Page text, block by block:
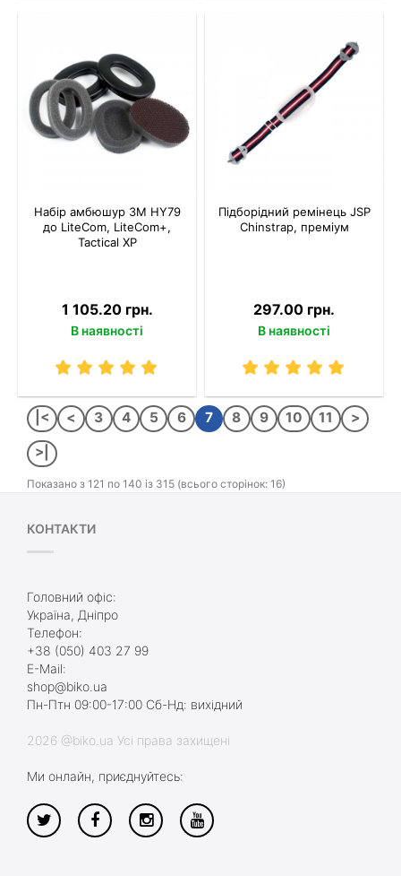
Набір амбюшур 3M HY79
до LiteCom, LiteCom+,
Tactical XP
1 105.20 грн.
В наявності
Підборідний ремінець JSP
Chinstrap, преміум
297.00 грн.
В наявності
|< < 3 4 5 6 7 8 9 10 11 >
>|
Показано з 121 по 140 із 315 (всього сторінок: 16)
КОНТАКТИ
Головний офіс:
Україна, Дніпро
Телефон:
+38 (050) 403 27 99
E-Mail:
shop@biko.ua
Пн-Птн 09:00-17:00 Сб-Нд: вихідний
2026 @biko.ua Усі права захищені
Ми онлайн, приєднуйтесь: